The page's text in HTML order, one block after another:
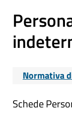
Normativa
Schede